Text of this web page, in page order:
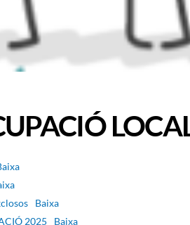
Baixa
2025
Baixa